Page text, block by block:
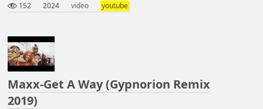
152 2024 video youtube
Maxx-Get A Way (Gypnorion Remix
2019)